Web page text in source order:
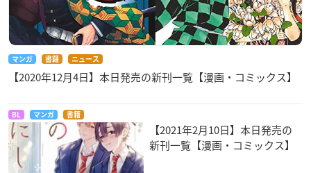
マンガ 書籍 ニュース
【2020年12月4日】本日発売の新刊一覧【漫画・コミックス】
BL マンガ 書籍
【2021年2月10日】本日発売の
新刊一覧【漫画・コミックス】